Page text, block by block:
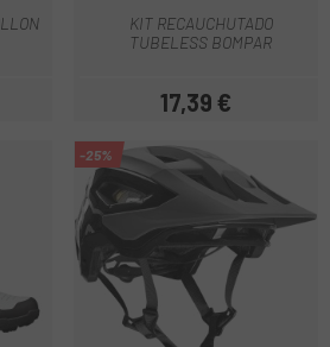
KIT RECAUCHUTADO
TUBELESS BOMPAR
Precio
17,39 €
-25%